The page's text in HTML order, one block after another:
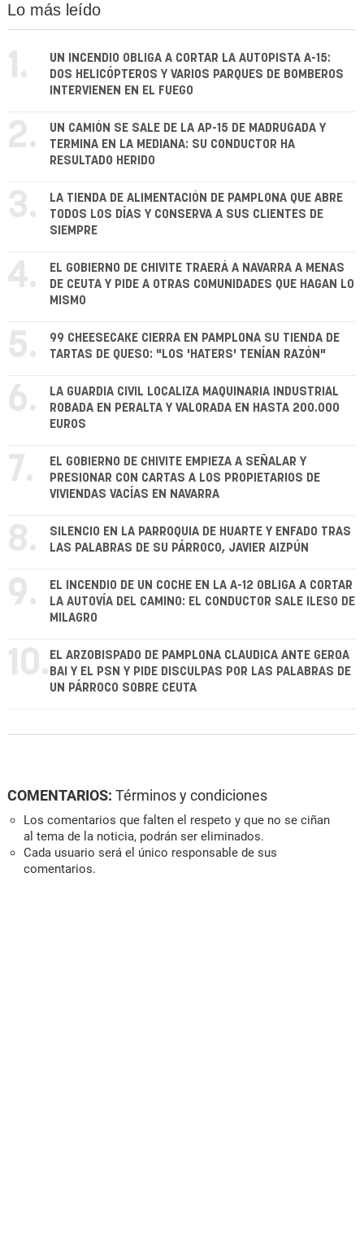
Lo más leído
1.
UN INCENDIO OBLIGA A CORTAR LA AUTOPISTA A-15:
DOS HELICÓPTEROS Y VARIOS PARQUES DE BOMBEROS
INTERVIENEN EN EL FUEGO
2.
UN CAMIÓN SE SALE DE LA AP-15 DE MADRUGADA Y
TERMINA EN LA MEDIANA: SU CONDUCTOR HA
RESULTADO HERIDO
3.
LA TIENDA DE ALIMENTACIÓN DE PAMPLONA QUE ABRE
TODOS LOS DÍAS Y CONSERVA A SUS CLIENTES DE
SIEMPRE
4.
EL GOBIERNO DE CHIVITE TRAERÁ A NAVARRA A MENAS
DE CEUTA Y PIDE A OTRAS COMUNIDADES QUE HAGAN LO
MISMO
5.
99 CHEESECAKE CIERRA EN PAMPLONA SU TIENDA DE
TARTAS DE QUESO: "LOS 'HATERS' TENÍAN RAZÓN"
6.
LA GUARDIA CIVIL LOCALIZA MAQUINARIA INDUSTRIAL
ROBADA EN PERALTA Y VALORADA EN HASTA 200.000
EUROS
7.
EL GOBIERNO DE CHIVITE EMPIEZA A SEÑALAR Y
PRESIONAR CON CARTAS A LOS PROPIETARIOS DE
VIVIENDAS VACÍAS EN NAVARRA
8.
SILENCIO EN LA PARROQUIA DE HUARTE Y ENFADO TRAS
LAS PALABRAS DE SU PÁRROCO, JAVIER AIZPÚN
9.
EL INCENDIO DE UN COCHE EN LA A-12 OBLIGA A CORTAR
LA AUTOVÍA DEL CAMINO: EL CONDUCTOR SALE ILESO DE
MILAGRO
10. EL ARZOBISPADO DE PAMPLONA CLAUDICA ANTE GEROA
BAI Y EL PSN Y PIDE DISCULPAS POR LAS PALABRAS DE
UN PÁRROCO SOBRE CEUTA
COMENTARIOS: Términos y condiciones
Los comentarios que falten el respeto y que no se ciñan
al tema de la noticia, podrán ser eliminados.
Cada usuario será el único responsable de sus
comentarios.